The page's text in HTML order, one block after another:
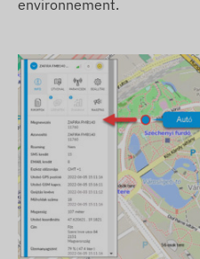
Si vous achetez
dans notre logiciel,
charge.
Si vous achetez
livrés prets a
n'aurez rien a faire a
En cas d'abonnement
par email, achetez
environnement.